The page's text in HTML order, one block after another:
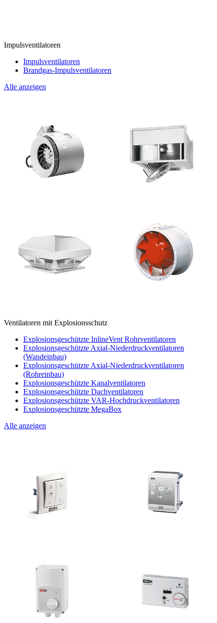
Impulsventilatoren
Impulsventilatoren
Brandgas-Impulsventilatoren
Alle anzeigen
Ventilatoren mit Explosionsschutz
Explosionsgeschützte InlineVent Rohrventilatoren
Explosionsgeschützte Axial-Niederdruckventilatoren
(Wandeinbau)
Explosionsgeschützte Axial-Niederdruckventilatoren
(Rohreinbau)
Explosionsgeschützte Kanalventilatoren
Explosionsgeschützte Dachventilatoren
Explosionsgeschützte VAR-Hochdruckventilatoren
Explosionsgeschützte MegaBox
Alle anzeigen